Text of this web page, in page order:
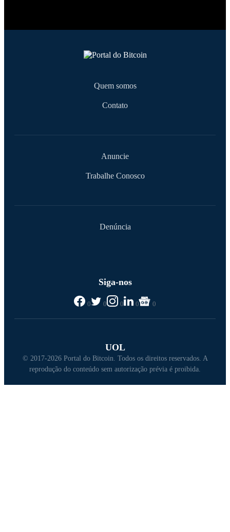
Quem somos
Contato
Anuncie
Trabalhe Conosco
Denúncia
Siga-nos
0 0 0 0 0
UOL
© 2017-2026 Portal do Bitcoin. Todos os direitos reservados. A
reprodução do conteúdo sem autorização prévia é proibida.